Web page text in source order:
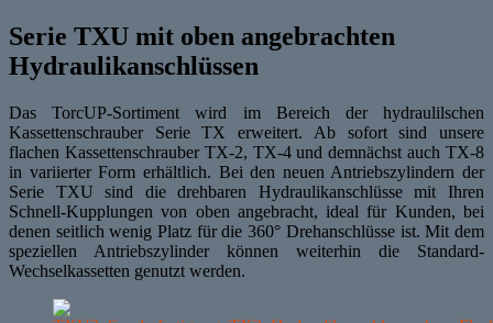
Serie TXU mit oben angebrachten
Hydraulikanschlüssen
Das TorcUP-Sortiment wird im Bereich der hydraulilschen
Kassettenschrauber Serie TX erweitert. Ab sofort sind unsere
flachen Kassettenschrauber TX-2, TX-4 und demnächst auch TX-8
in variierter Form erhältlich. Bei den neuen Antriebszylindern der
Serie TXU sind die drehbaren Hydraulikanschlüsse mit Ihren
Schnell-Kupplungen von oben angebracht, ideal für Kunden, bei
denen seitlich wenig Platz für die 360° Drehanschlüsse ist. Mit dem
speziellen Antriebszylinder können weiterhin die Standard-
Wechselkassetten genutzt werden.